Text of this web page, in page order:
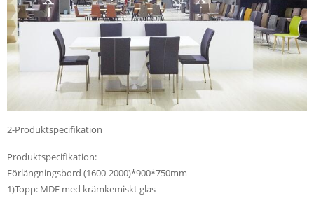
2-Produktspecifikation
Produktspecifikation:
Förlängningsbord (1600-2000)*900*750mm
1)Topp: MDF med krämkemiskt glas